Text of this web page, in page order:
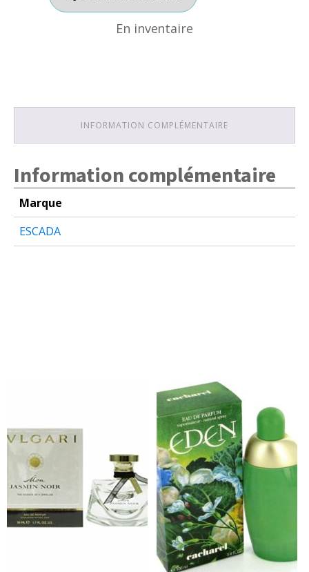
ESCADA
En inventaire
INFORMATION COMPLÉMENTAIRE
Information complémentaire
Marque
ESCADA